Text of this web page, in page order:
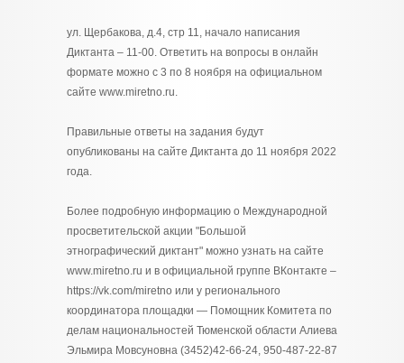
ул. Щербакова, д.4, стр 11, начало написания
Диктанта – 11-00. Ответить на вопросы в онлайн
формате можно с 3 по 8 ноября на официальном
сайте www.miretno.ru.
Правильные ответы на задания будут
опубликованы на сайте Диктанта до 11 ноября 2022
года.
Более подробную информацию о Международной
просветительской акции "Большой
этнографический диктант" можно узнать на сайте
www.miretno.ru и в официальной группе ВКонтакте –
https://vk.com/miretno или у регионального
координатора площадки — Помощник Комитета по
делам национальностей Тюменской области Алиева
Эльмира Мовсуновна (3452)42-66-24, 950-487-22-87